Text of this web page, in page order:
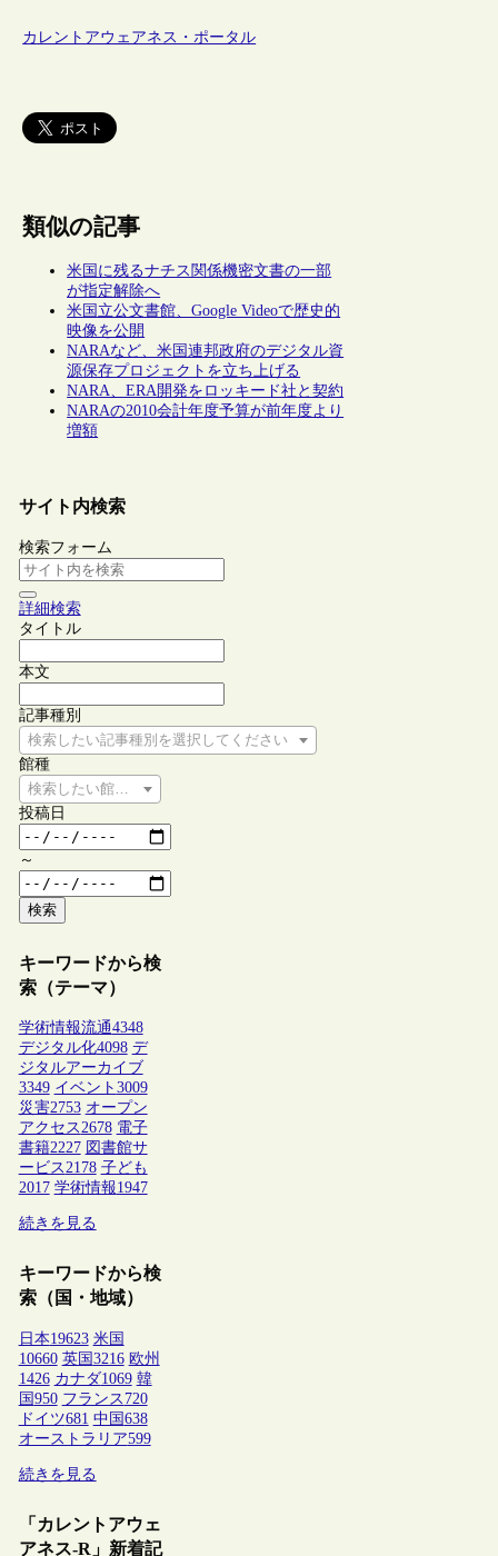
カレントアウェアネス・ポータル
類似の記事
米国に残るナチス関係機密文書の一部
が指定解除へ
米国立公文書館、Google Videoで歴史的
映像を公開
NARAなど、米国連邦政府のデジタル資
源保存プロジェクトを立ち上げる
NARA、ERA開発をロッキード社と契約
NARAの2010会計年度予算が前年度より
増額
サイト内検索
検索フォーム
詳細検索
タイトル
本文
記事種別
検索したい記事種別を選択してください
館種
検索したい館種を選択してください
投稿日
～
検索
キーワードから検
索（テーマ）
学術情報流通4348
デジタル化4098 デ
ジタルアーカイブ
3349 イベント 3009
災害2753 オープン
アクセス2678 電子
書籍2227 図書館サ
ービス2178 子ども
2017 学術情報1947
続きを見る
キーワードから検
索（国・地域）
日本19623 米国
10660 英国 3216 欧州
1426 カナダ1069 韓
国 950 フランス 720
ドイツ681 中国 638
オーストラリア599
続きを見る
「カレントアウェ
アネス-R」新着記